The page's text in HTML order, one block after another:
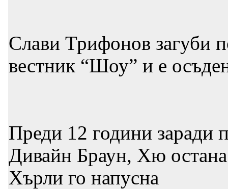
Слави Трифонов загуби
вестник “Шоу” и е
Преди 12 години заради
Дивайн Браун, Хю
Хърли го напусна